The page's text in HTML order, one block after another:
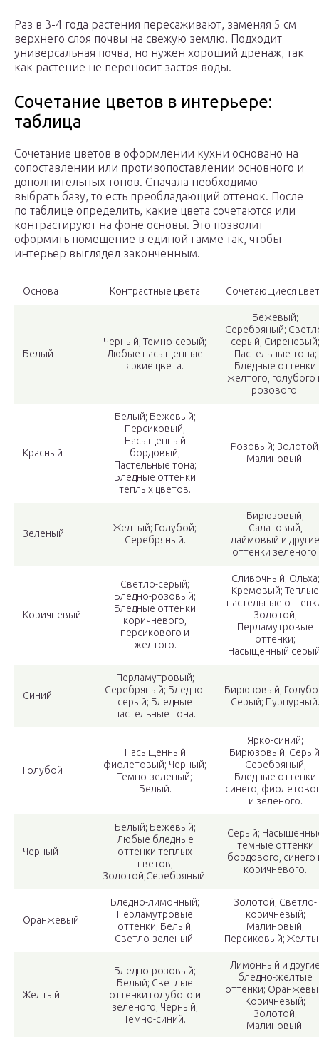
Раз в 3-4 года растения пересаживают, заменяя 5 см
верхнего слоя почвы на свежую землю. Подходит
универсальная почва, но нужен хороший дренаж, так
как растение не переносит застоя воды.
Сочетание цветов в интерьере:
таблица
Сочетание цветов в оформлении кухни основано на
сопоставлении или противопоставлении основного и
дополнительных тонов. Сначала необходимо
выбрать базу, то есть преобладающий оттенок. После
по таблице определить, какие цвета сочетаются или
контрастируют на фоне основы. Это позволит
оформить помещение в единой гамме так, чтобы
интерьер выглядел законченным.
Основа Контрастные цвета Сочетающиеся
Белый
Черный; Темно-серый;
Любые насыщенные
яркие цвета.
Бежевый;
Серебряный;
серый; Сиреневый;
Пастельные тона;
Бледные оттенки
желтого, голубого
розового.
Красный
Белый; Бежевый;
Персиковый;
Насыщенный
бордовый;
Пастельные тона;
Бледные оттенки
теплых цветов.
Розовый;
Малиновый.
Зеленый
Желтый; Голубой;
Серебряный.
Бирюзовый;
Салатовый,
лаймовый и другие
оттенки зеленого.
Коричневый
Светло-серый;
Бледно-розовый;
Бледные оттенки
коричневого,
персикового и
желтого.
Сливочный; Ольха;
Кремовый; Теплые
пастельные
Золотой;
Перламутровые
оттенки;
Насыщенный
Синий
Перламутровый;
Серебряный; Бледно-
серый; Бледные
пастельные тона.
Бирюзовый;
Серый; Пурпурный.
Голубой
Насыщенный
фиолетовый; Черный;
Темно-зеленый;
Белый.
Ярко-синий;
Бирюзовый;
Серебряный;
Бледные оттенки
синего,
и зеленого.
Черный
Белый; Бежевый;
Любые бледные
оттенки теплых
цветов;
Золотой;Серебряный.
Серый;
темные оттенки
бордового, синего
коричневого.
Оранжевый
Бледно-лимонный;
Перламутровые
оттенки; Белый;
Светло-зеленый.
Золотой; Светло-
коричневый;
Малиновый;
Персиковый;
Желтый
Бледно-розовый;
Белый; Светлые
оттенки голубого и
зеленого; Черный;
Темно-синий.
Лимонный и
бледно-желтые
оттенки;
Коричневый;
Золотой;
Малиновый.